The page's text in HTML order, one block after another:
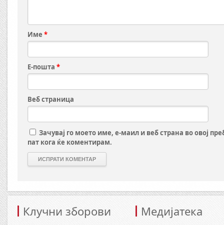
Име *
Е-пошта *
Веб страница
Зачувај го моето име, е-маил и веб страна во овој
пат кога ќе коментирам.
Клучни зборови Медијатека